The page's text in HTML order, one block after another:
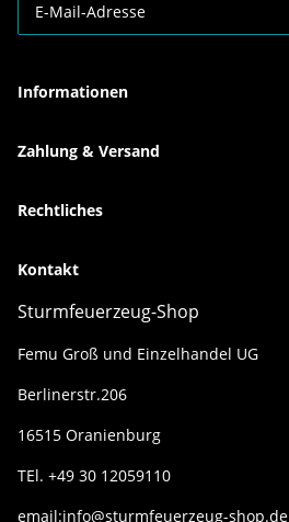
Informationen
Zahlung & Versand
Rechtliches
Kontakt
Sturmfeuerzeug-Shop
Femu Groß und Einzelhandel UG
Berlinerstr.206
16515 Oranienburg
TEl. +49 30 12059110
email:info@sturmfeuerzeug-shop.de